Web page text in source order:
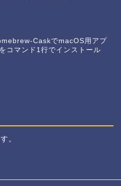
CaskでmacOS用アプ
コマンド1行でインストール
。